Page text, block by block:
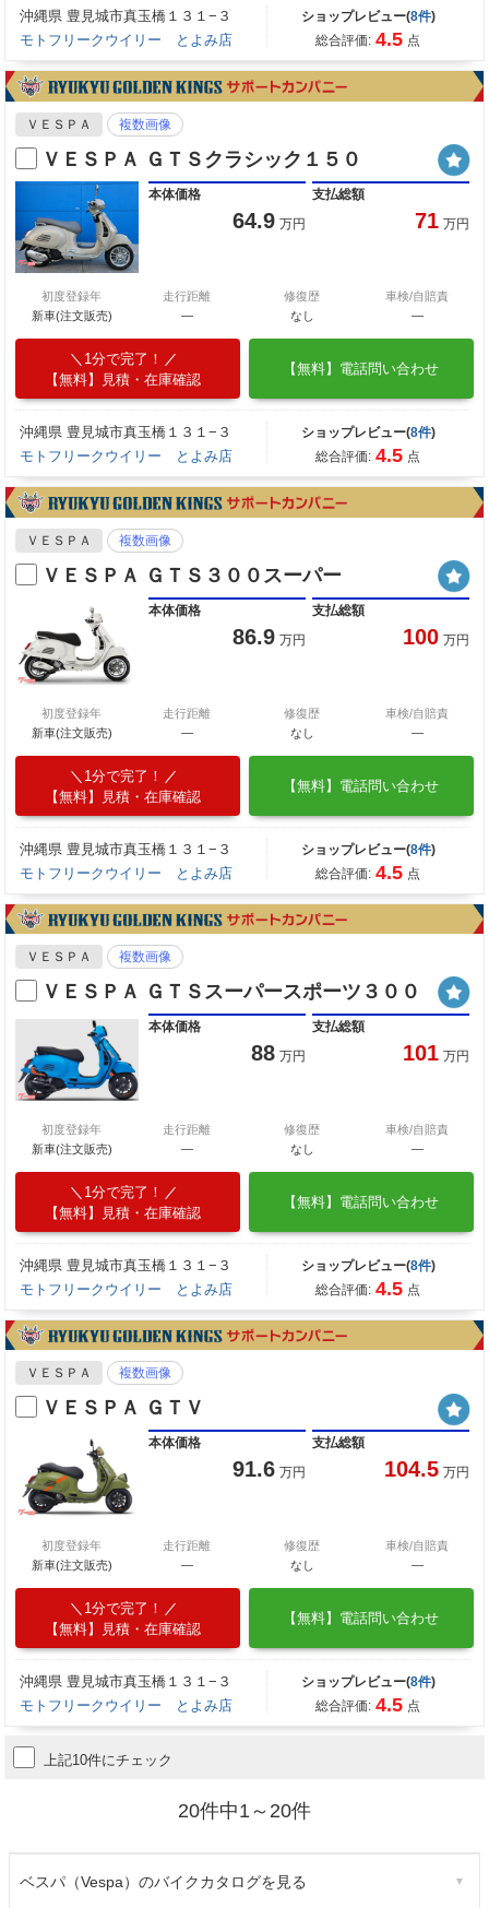
沖縄県 豊見城市真玉橋１３１−３
モトフリークウイリー とよみ店
ショップレビュー(8件)
総合評価: 4.5 点
ＶＥＳＰＡ 複数画像
ＶＥＳＰＡ ＧＴＳクラシック１５０
本体価格
64.9 万円
支払総額
71 万円
初度登録年
新車(注文販売)
走行距離
―
修復歴
なし
車検/自賠責
―
1分で完了！
【無料】見積・在庫確認
【無料】電話問い合わせ
沖縄県 豊見城市真玉橋１３１−３
モトフリークウイリー とよみ店
ショップレビュー(8件)
総合評価: 4.5 点
ＶＥＳＰＡ 複数画像
ＶＥＳＰＡ ＧＴＳ３００スーパー
本体価格
86.9 万円
支払総額
100 万円
初度登録年
新車(注文販売)
走行距離
―
修復歴
なし
車検/自賠責
―
1分で完了！
【無料】見積・在庫確認
【無料】電話問い合わせ
沖縄県 豊見城市真玉橋１３１−３
モトフリークウイリー とよみ店
ショップレビュー(8件)
総合評価: 4.5 点
ＶＥＳＰＡ 複数画像
ＶＥＳＰＡ ＧＴＳスーパースポーツ３００
本体価格
88 万円
支払総額
101 万円
初度登録年
新車(注文販売)
走行距離
―
修復歴
なし
車検/自賠責
―
1分で完了！
【無料】見積・在庫確認
【無料】電話問い合わせ
沖縄県 豊見城市真玉橋１３１−３
モトフリークウイリー とよみ店
ショップレビュー(8件)
総合評価: 4.5 点
ＶＥＳＰＡ 複数画像
ＶＥＳＰＡ ＧＴＶ
本体価格
91.6 万円
支払総額
104.5 万円
初度登録年
新車(注文販売)
走行距離
―
修復歴
なし
車検/自賠責
―
1分で完了！
【無料】見積・在庫確認
【無料】電話問い合わせ
沖縄県 豊見城市真玉橋１３１−３
モトフリークウイリー とよみ店
ショップレビュー(8件)
総合評価: 4.5 点
上記10件にチェック
20件中1～20件
ベスパ（Vespa）のバイクカタログを見る